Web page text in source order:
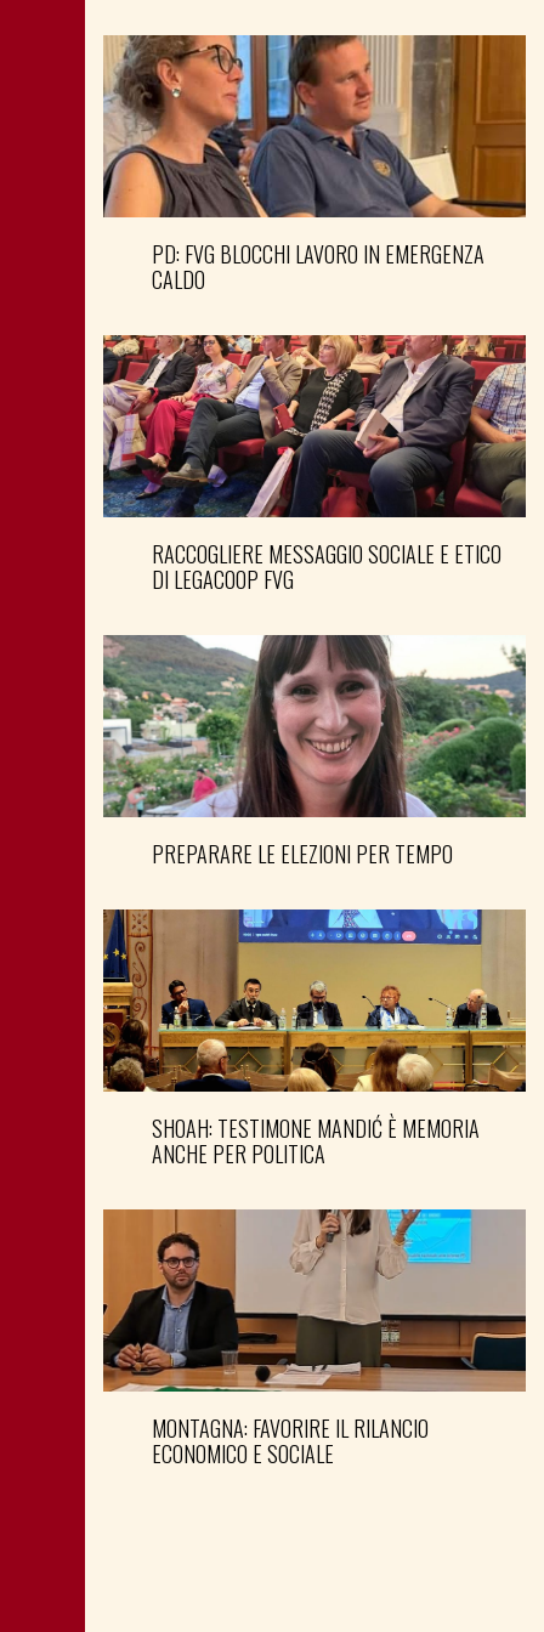
PD: FVG BLOCCHI LAVORO IN EMERGENZA
CALDO
RACCOGLIERE MESSAGGIO SOCIALE E ETICO
DI LEGACOOP FVG
PREPARARE LE ELEZIONI PER TEMPO
SHOAH: TESTIMONE MANDIĆ È MEMORIA
ANCHE PER POLITICA
MONTAGNA: FAVORIRE IL RILANCIO
ECONOMICO E SOCIALE